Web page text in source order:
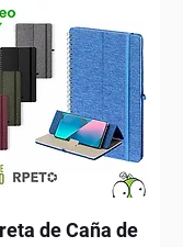
de Caña de